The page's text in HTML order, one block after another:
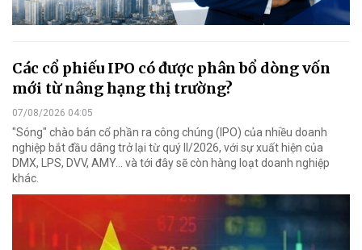
Các cổ phiếu IPO có được phân bổ dòng vốn
mới từ nâng hạng thị trường?
07/08/2026 04:05
"Sóng" chào bán cổ phần ra công chúng (IPO) của nhiều doanh
nghiệp bắt đầu dâng trở lại từ quý II/2026, với sự xuất hiện của
DMX, LPS, DVV, AMY... và tới đây sẽ còn hàng loạt doanh nghiệp
khác.